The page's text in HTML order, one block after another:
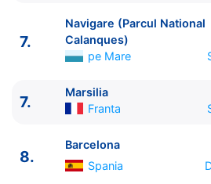
Civitavecchia, Roma Italia
6.
Genova Italia 08:30 - 17:00
Navigare (Parcul National
06:00 - 07:00
7.
Marsilia Franta
09:00 - 18:00
7.
Navigare (Parcul National
Calanques)
pe Mare
7.
Marsilia
Franta
8.
Barcelona
Spania